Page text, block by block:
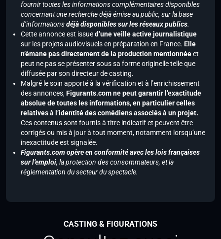
fournir toutes les informations complémentaires disponibles
concernant une recherche déjà émise au public, sur la base
d’informationsdéjà disponibles sur les réseaux publics.
Cette annonce est issued’une veille active journalistique
sur les projets audiovisuels en préparation en France. Elle
n’émane pas directement de la production mentionnéeet
peut ne pas se présenter sous sa forme originelle telle que
diffusée par son directeur de casting.
Malgré le soin apporté à la vérification et à l’enrichissement
des annonces,Figurants.com ne peut garantir l’exactitude
absolue de toutes les informations, en particulier celles
relatives à l’identité des comédiens associés à un projet.
Ces contenus sont fournis à titre indicatif et peuvent être
corrigés ou mis à jour à tout moment, notamment lorsqu’une
inexactitude est signalée.
Figurants.com opère en conformité avec les lois françaises
sur l’emploi, la protection des consommateurs, et la
réglementation du secteur du spectacle.
CASTING & FIGURATIONS